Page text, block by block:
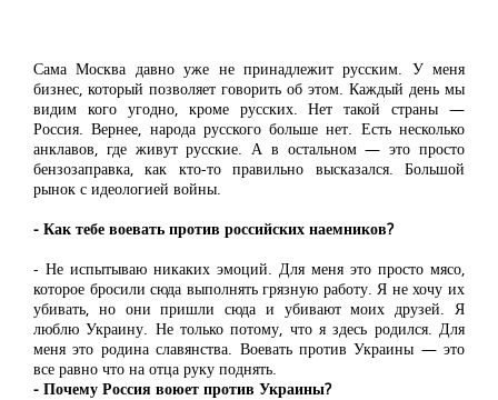
Сама Москва давно уже не принадлежит русским. У меня
бизнес, который позволяет говорить об этом. Каждый день мы
видим кого угодно, кроме русских. Нет такой страны —
Россия. Вернее, народа русского больше нет. Есть несколько
анклавов, где живут русские. А в остальном — это просто
бензозаправка, как кто-то правильно высказался. Большой
рынок с идеологией войны.
- Как тебе воевать против российских наемников?
- Не испытываю никаких эмоций. Для меня это просто мясо,
которое бросили сюда выполнять грязную работу. Я не хочу их
убивать, но они пришли сюда и убивают моих друзей. Я
люблю Украину. Не только потому, что я здесь родился. Для
меня это родина славянства. Воевать против Украины — это
все равно что на отца руку поднять.
- Почему Россия воюет против Украины?